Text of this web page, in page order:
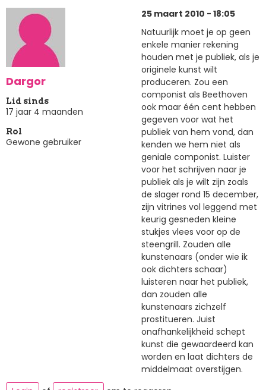
Dargor
Lid sinds
17 jaar 4 maanden
Rol
Gewone gebruiker
25 maart 2010 - 18:05
Natuurlijk moet je op geen
enkele manier rekening
houden met je publiek, als je
originele kunst wilt
produceren. Zou een
componist als Beethoven
ook maar één cent hebben
gegeven voor wat het
publiek van hem vond, dan
kenden we hem niet als
geniale componist. Luister
voor het schrijven naar je
publiek als je wilt zijn zoals
de slager rond 15 december,
zijn vitrines vol leggend met
keurig gesneden kleine
stukjes vlees voor op de
steengrill. Zouden alle
kunstenaars (onder wie ik
ook dichters schaar)
luisteren naar het publiek,
dan zouden alle
kunstenaars zichzelf
prostitueren. Juist
onafhankelijkheid schept
kunst die gewaardeerd kan
worden en laat dichters de
middelmaat overstijgen.